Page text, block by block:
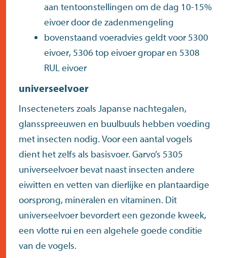
aan tentoonstellingen om de dag 10-15%
eivoer door de zadenmengeling
bovenstaand voeradvies geldt voor 5300
eivoer, 5306 top eivoer groparen 5308
RUL eivoer
universeelvoer
Insecteneters zoals Japanse nachtegalen,
glansspreeuwen en buulbuuls hebben voeding
met insecten nodig. Voor een aantal vogels
dient het zelfs als basisvoer. Garvo’s 5305
universeelvoer bevat naast insecten andere
eiwitten en vetten van dierlijke en plantaardige
oorsprong, mineralen en vitaminen. Dit
universeelvoer bevordert een gezonde kweek,
een vlotte rui en een algehele goede conditie
van de vogels.